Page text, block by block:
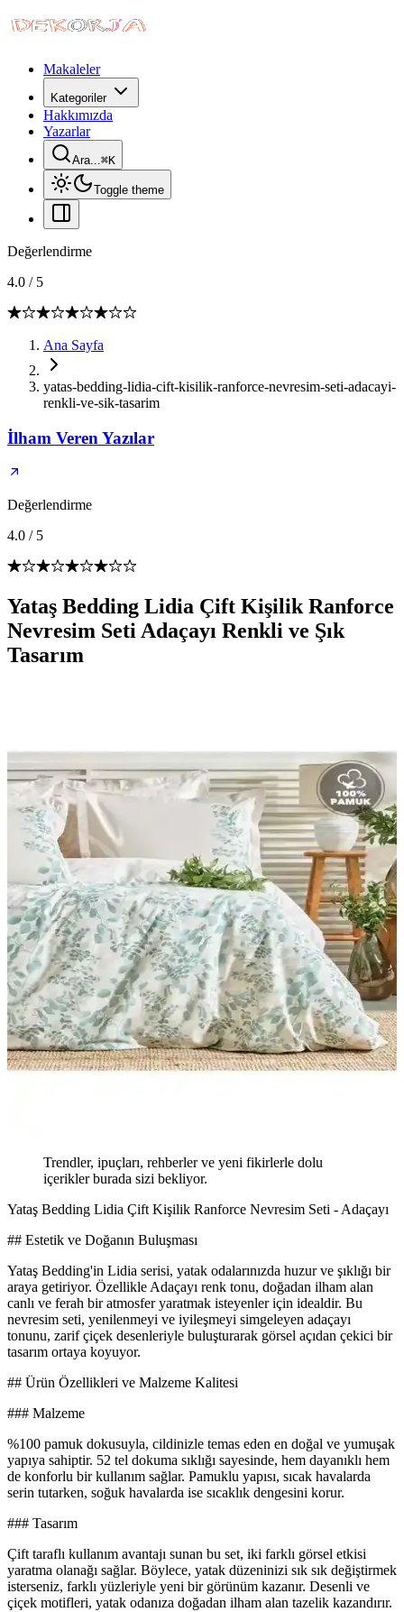
Makaleler
Kategoriler
Hakkımızda
Yazarlar
Ara...⌘K
Toggle theme
Değerlendirme
4.0 / 5
Ana Sayfa
yatas-bedding-lidia-cift-kisilik-ranforce-nevresim-seti-adacayi-
renkli-ve-sik-tasarim
İlham Veren Yazılar
Değerlendirme
4.0 / 5
Yataş Bedding Lidia Çift Kişilik Ranforce
Nevresim Seti Adaçayı Renkli ve Şık
Tasarım
Trendler, ipuçları, rehberler ve yeni fikirlerle dolu
içerikler burada sizi bekliyor.
Yataş Bedding Lidia Çift Kişilik Ranforce Nevresim Seti - Adaçayı
## Estetik ve Doğanın Buluşması
Yataş Bedding'in Lidia serisi, yatak odalarınızda huzur ve şıklığı bir
araya getiriyor. Özellikle Adaçayı renk tonu, doğadan ilham alan
canlı ve ferah bir atmosfer yaratmak isteyenler için idealdir. Bu
nevresim seti, yenilenmeyi ve iyileşmeyi simgeleyen adaçayı
tonunu, zarif çiçek desenleriyle buluşturarak görsel açıdan çekici bir
tasarım ortaya koyuyor.
## Ürün Özellikleri ve Malzeme Kalitesi
### Malzeme
%100 pamuk dokusuyla, cildinizle temas eden en doğal ve yumuşak
yapıya sahiptir. 52 tel dokuma sıklığı sayesinde, hem dayanıklı hem
de konforlu bir kullanım sağlar. Pamuklu yapısı, sıcak havalarda
serin tutarken, soğuk havalarda ise sıcaklık dengesini korur.
### Tasarım
Çift taraflı kullanım avantajı sunan bu set, iki farklı görsel etkisi
yaratma olanağı sağlar. Böylece, yatak düzeninizi sık sık değiştirmek
isterseniz, farklı yüzleriyle yeni bir görünüm kazanır. Desenli ve
çiçek motifleri, yatak odanıza doğadan ilham alan tazelik kazandırır.